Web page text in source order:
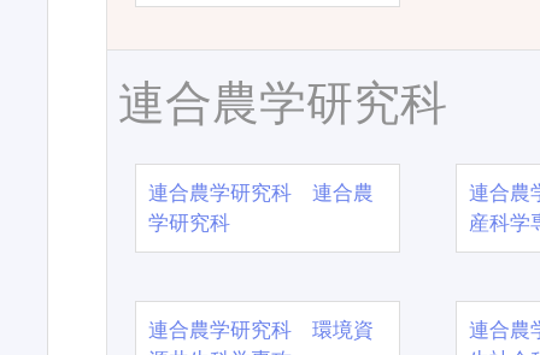
連合農学研究科
連合農学研究科 連合農
学研究科
連合農
産科学
連合農学研究科 環境資
連合農